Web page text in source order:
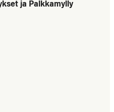
ja Palkkamylly